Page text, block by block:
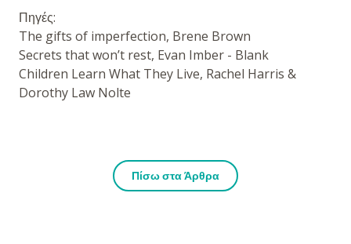
Πηγές:
The gifts of imperfection, Brene Brown
Secrets that won’t rest, Evan Imber - Blank
Children Learn What They Live, Rachel Harris &
Dorothy Law Nolte
Πίσω στα Άρθρα